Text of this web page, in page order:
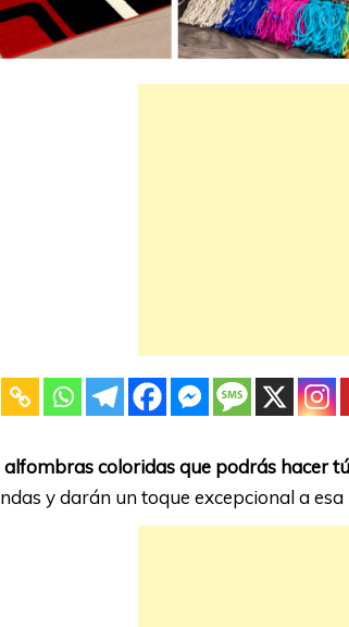
alfombras coloridas que podrás hacer
y darán un toque excepcional a